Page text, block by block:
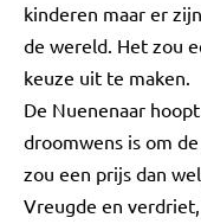
kinderen maar er
de wereld. Het zou
keuze uit te maken.
De Nuenenaar
droomwens is om
zou een prijs dan
Vreugde en